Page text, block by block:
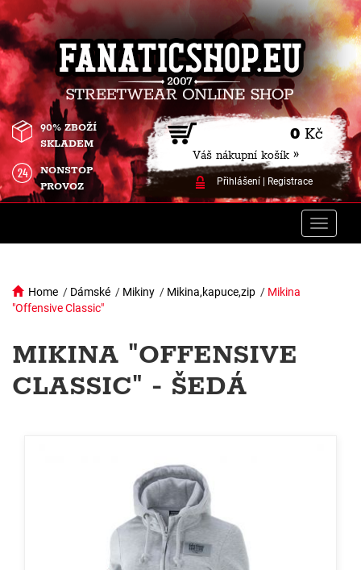
0 Kč
Váš nákupní košík »
Přihlášení| Registrace
90% ZBOŽÍ
SKLADEM
NONSTOP
PROVOZ
Toggle
Home / Dámské / Mikiny / Mikina,kapuce,zip / Mikina
"Offensive Classic"
MIKINA "OFFENSIVE
CLASSIC" - ŠEDÁ